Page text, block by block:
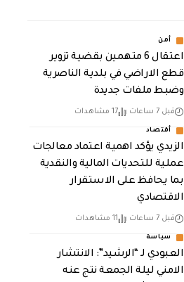
أمن
اعتقال 6 متهمين بقضية تزوير
قطع الاراضي في بلدية الناصرية
وضبط ملفات جديدة
قبل 7 ساعات 17 مشاهدات
أقتصاد
الزيدي يؤكد اهمية اعتماد معالجات
عملية للتحديات المالية والنقدية
بما يحافظ على الاستقرار
الاقتصادي
قبل 7 ساعات 11 مشاهدات
سياسة
العبودي لـ “الرشيد”: الانتشار
الامني ليلة الجمعة نتج عنه